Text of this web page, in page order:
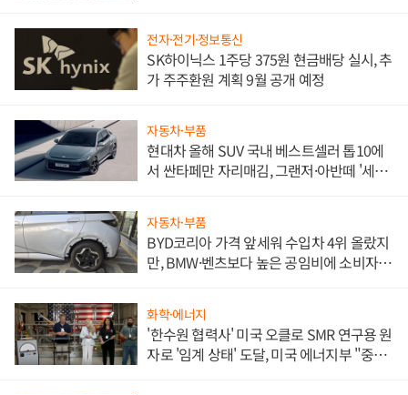
전자·전기·정보통신
SK하이닉스 1주당 375원 현금배당 실시, 추
가 주주환원 계획 9월 공개 예정
자동차·부품
현대차 올해 SUV 국내 베스트셀러 톱10에
서 싼타페만 자리매김, 그랜저·아반떼 '세단
자동차·부품
BYD코리아 가격 앞세워 수입차 4위 올랐지
만, BMW·벤츠보다 높은 공임비에 소비자
화학·에너지
'한수원 협력사' 미국 오클로 SMR 연구용 원
자로 '임계 상태' 도달, 미국 에너지부 "중요